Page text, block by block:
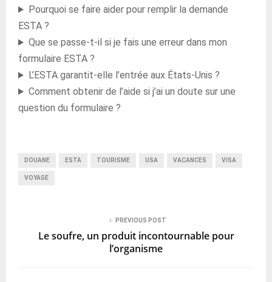
Pourquoi se faire aider pour remplir la demande
ESTA ?
Que se passe-t-il si je fais une erreur dans mon
formulaire ESTA ?
L’ESTA garantit-elle l’entrée aux États-Unis ?
Comment obtenir de l’aide si j’ai un doute sur une
question du formulaire ?
DOUANE ESTA TOURISME USA VACANCES VISA
VOYAGE
PREVIOUS POST
Le soufre, un produit incontournable pour
l’organisme